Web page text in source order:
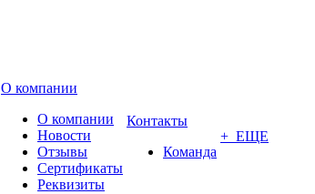
О компании
О компании
Новости
Отзывы
Сертификаты
Реквизиты
Контакты
Команда
+ ЕЩЕ